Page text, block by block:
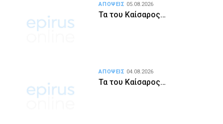
Τα του Καίσαρος…
ΑΠΟΨΕΙΣ 05.08.2026
Τα του Καίσαρος…
ΑΠΟΨΕΙΣ 04.08.2026